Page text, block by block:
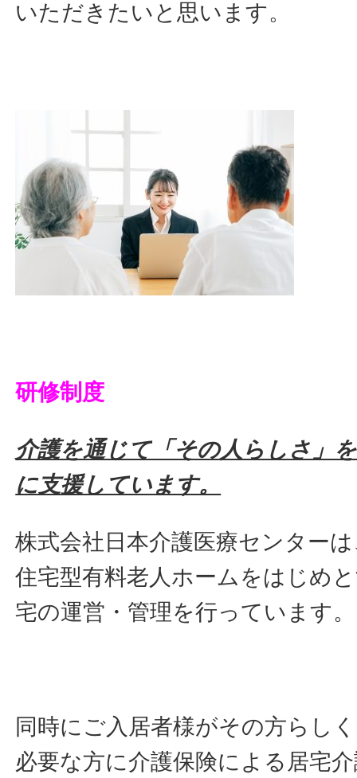
いただきたいと思います。
研修制度
介護を通じて「その人らしさ」
に支援しています。
株式会社日本介護医療センター
住宅型有料老人ホームをはじめ
宅の運営・管理を行っています。
同時にご入居者様がその方らし
必要な方に介護保険による居宅